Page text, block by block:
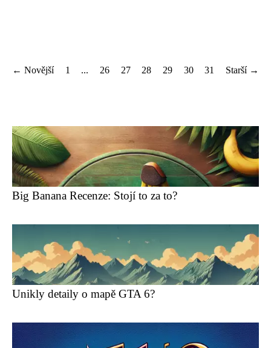
← Novější 1 ... 26 27 28 29 30 31 Starší →
Big Banana Recenze: Stojí to za to?
Unikly detaily o mapě GTA 6?